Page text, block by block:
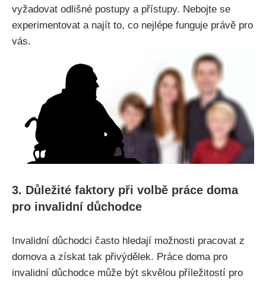
vyžadovat odlišné postupy a přístupy. Nebojte se
experimentovat a najít to, co nejlépe funguje právě pro
vás.
3. Důležité faktory při volbě práce doma
pro invalidní důchodce
Invalidní důchodci často hledají možnosti pracovat z
domova a získat tak přivýdělek. Práce doma pro
invalidní důchodce může být skvělou příležitostí pro